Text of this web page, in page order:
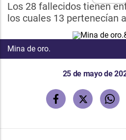
Los 28 fallecidos tienen
los cuales 13 pertenecían
Mina de oro.
25 de mayo de